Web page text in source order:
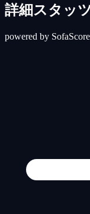
詳細スタッ
powered by SofaScore